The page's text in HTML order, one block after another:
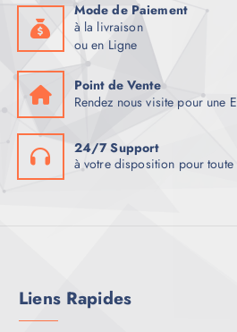
Mode de Paiement
à la livraison
ou en Ligne
Point de Vente
Rendez nous visite pour une
24/7 Support
à votre disposition pour
Liens Rapides